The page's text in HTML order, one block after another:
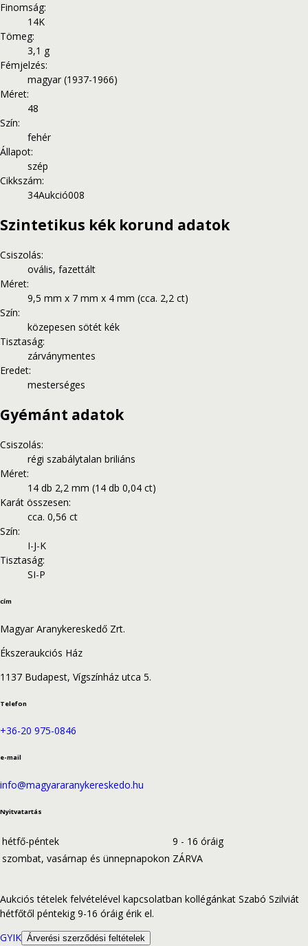
Finomság:
14K
Tömeg:
3,1 g
Fémjelzés:
magyar (1937-1966)
Méret:
48
Szín:
fehér
Állapot:
szép
Cikkszám:
34Aukció008
Szintetikus kék korund adatok
Csiszolás:
ovális, fazettált
Méret:
9,5 mm x 7 mm x 4 mm (cca. 2,2 ct)
Szín:
közepesen sötét kék
Tisztaság:
zárványmentes
Eredet:
mesterséges
Gyémánt adatok
Csiszolás:
régi szabálytalan briliáns
Méret:
14 db 2,2 mm (14 db 0,04 ct)
Karát összesen:
cca. 0,56 ct
Szín:
I-J-K
Tisztaság:
SI-P
cím
Magyar Aranykereskedő Zrt.
Ékszeraukciós Ház
1137 Budapest, Vígszínház utca 5.
Telefon
+36-20 975-0846
e-mail
info@magyararanykereskedo.hu
Nyitvatartás
hétfő-péntek
9 - 16 óráig
szombat, vasárnap és ünnepnapokon ZÁRVA
Aukciós tételek felvételével kapcsolatban kollégánkat Szabó Szilviát
hétfőtől péntekig 9-16 óráig érik el.
GYIK Árverési szerződési feltételek